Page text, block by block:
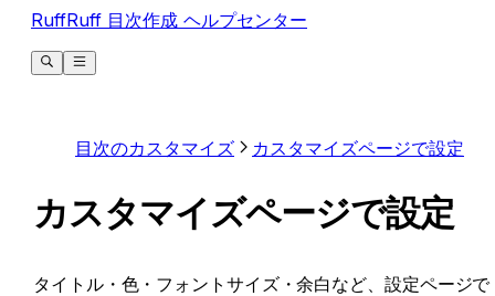
RuffRuff 目次作成 ヘルプセンター
目次のカスタマイズ カスタマイズページで設定
カスタマイズページで設定
タイトル・色・フォントサイズ・余白など、設定ページで